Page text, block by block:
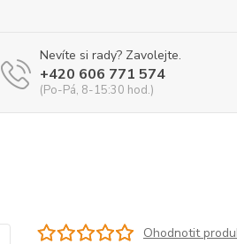
Nevíte si rady? Zavolejte.
+420 606 771 574
(Po-Pá, 8-15:30 hod.)
Ohodnotit